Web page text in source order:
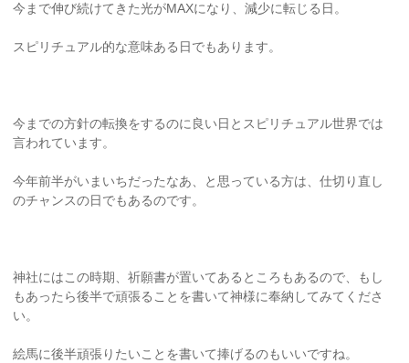
今まで伸び続けてきた光がMAXになり、減少に転じる日。
スピリチュアル的な意味ある日でもあります。
今までの方針の転換をするのに良い日とスピリチュアル世界では
言われています。
今年前半がいまいちだったなあ、と思っている方は、仕切り直し
のチャンスの日でもあるのです。
神社にはこの時期、祈願書が置いてあるところもあるので、もし
もあったら後半で頑張ることを書いて神様に奉納してみてくださ
い。
絵馬に後半頑張りたいことを書いて捧げるのもいいですね。